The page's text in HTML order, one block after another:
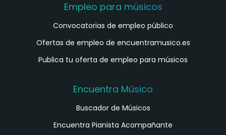
Empleo para músicos
Convocatorias de empleo público
Ofertas de empleo de encuentramusico.es
Publica tu oferta de empleo para músicos
Encuentra Músico
Buscador de Músicos
Encuentra Pianista Acompañante